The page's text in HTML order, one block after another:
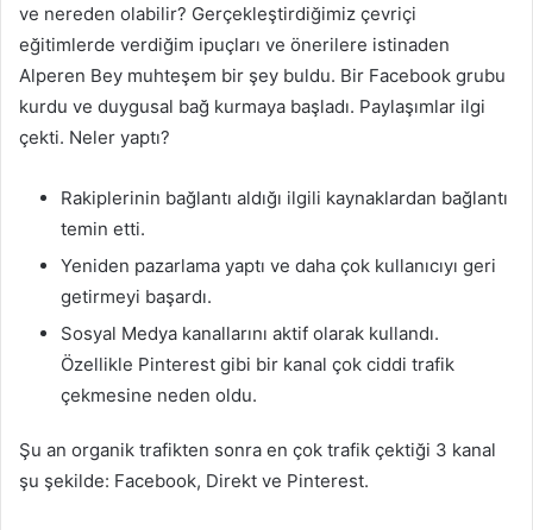
ve nereden olabilir? Gerçekleştirdiğimiz çevriçi
eğitimlerde verdiğim ipuçları ve önerilere istinaden
Alperen Bey muhteşem bir şey buldu. Bir Facebook grubu
kurdu ve duygusal bağ kurmaya başladı. Paylaşımlar ilgi
çekti. Neler yaptı?
Rakiplerinin bağlantı aldığı ilgili kaynaklardan bağlantı
temin etti.
Yeniden pazarlama yaptı ve daha çok kullanıcıyı geri
getirmeyi başardı.
Sosyal Medya kanallarını aktif olarak kullandı.
Özellikle Pinterest gibi bir kanal çok ciddi trafik
çekmesine neden oldu.
Şu an organik trafikten sonra en çok trafik çektiği 3 kanal
şu şekilde: Facebook, Direkt ve Pinterest.